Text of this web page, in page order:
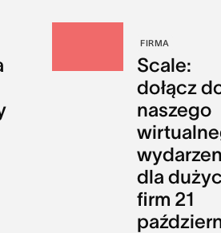
FIRMA
Scale:
dołącz
naszego
dla
firm 21